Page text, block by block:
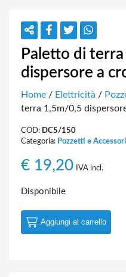
Paletto di
dispersore a
Home / Elettricità /
terra 1,5m/0,5
COD: DC5/150
Categoria: Pozzetti e Accessori
€ 19,20 IVA incl.
Disponibile
Aggiungi al carrello